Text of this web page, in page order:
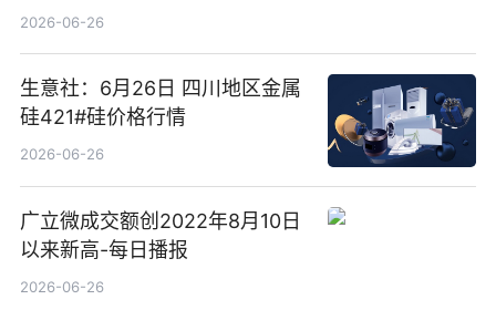
3.5%，近10日累计净流入超65
2026-06-26
生意社：6月26日 四川地区金属
硅421#硅价格行情
2026-06-26
广立微成交额创2022年8月10日
以来新高-每日播报
2026-06-26